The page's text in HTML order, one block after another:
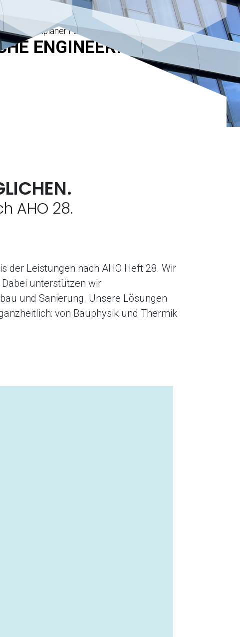
Ihr Fachplaner Fassaden
ENGINEERING
AHO 28.
der Leistungen nach AHO Heft 28. Wir
unterstützen wir
und Sanierung. Unsere Lösungen
von Bauphysik und Thermik